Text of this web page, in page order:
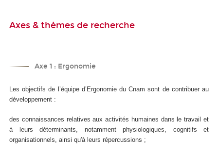
Axes & thèmes de recherche
Axe 1 : Ergonomie
Les objectifs de l’équipe d’Ergonomie du Cnam sont de contribuer au
développement :
des connaissances relatives aux activités humaines dans le travail et
à leurs déterminants, notamment physiologiques, cognitifs et
organisationnels, ainsi qu'à leurs répercussions ;